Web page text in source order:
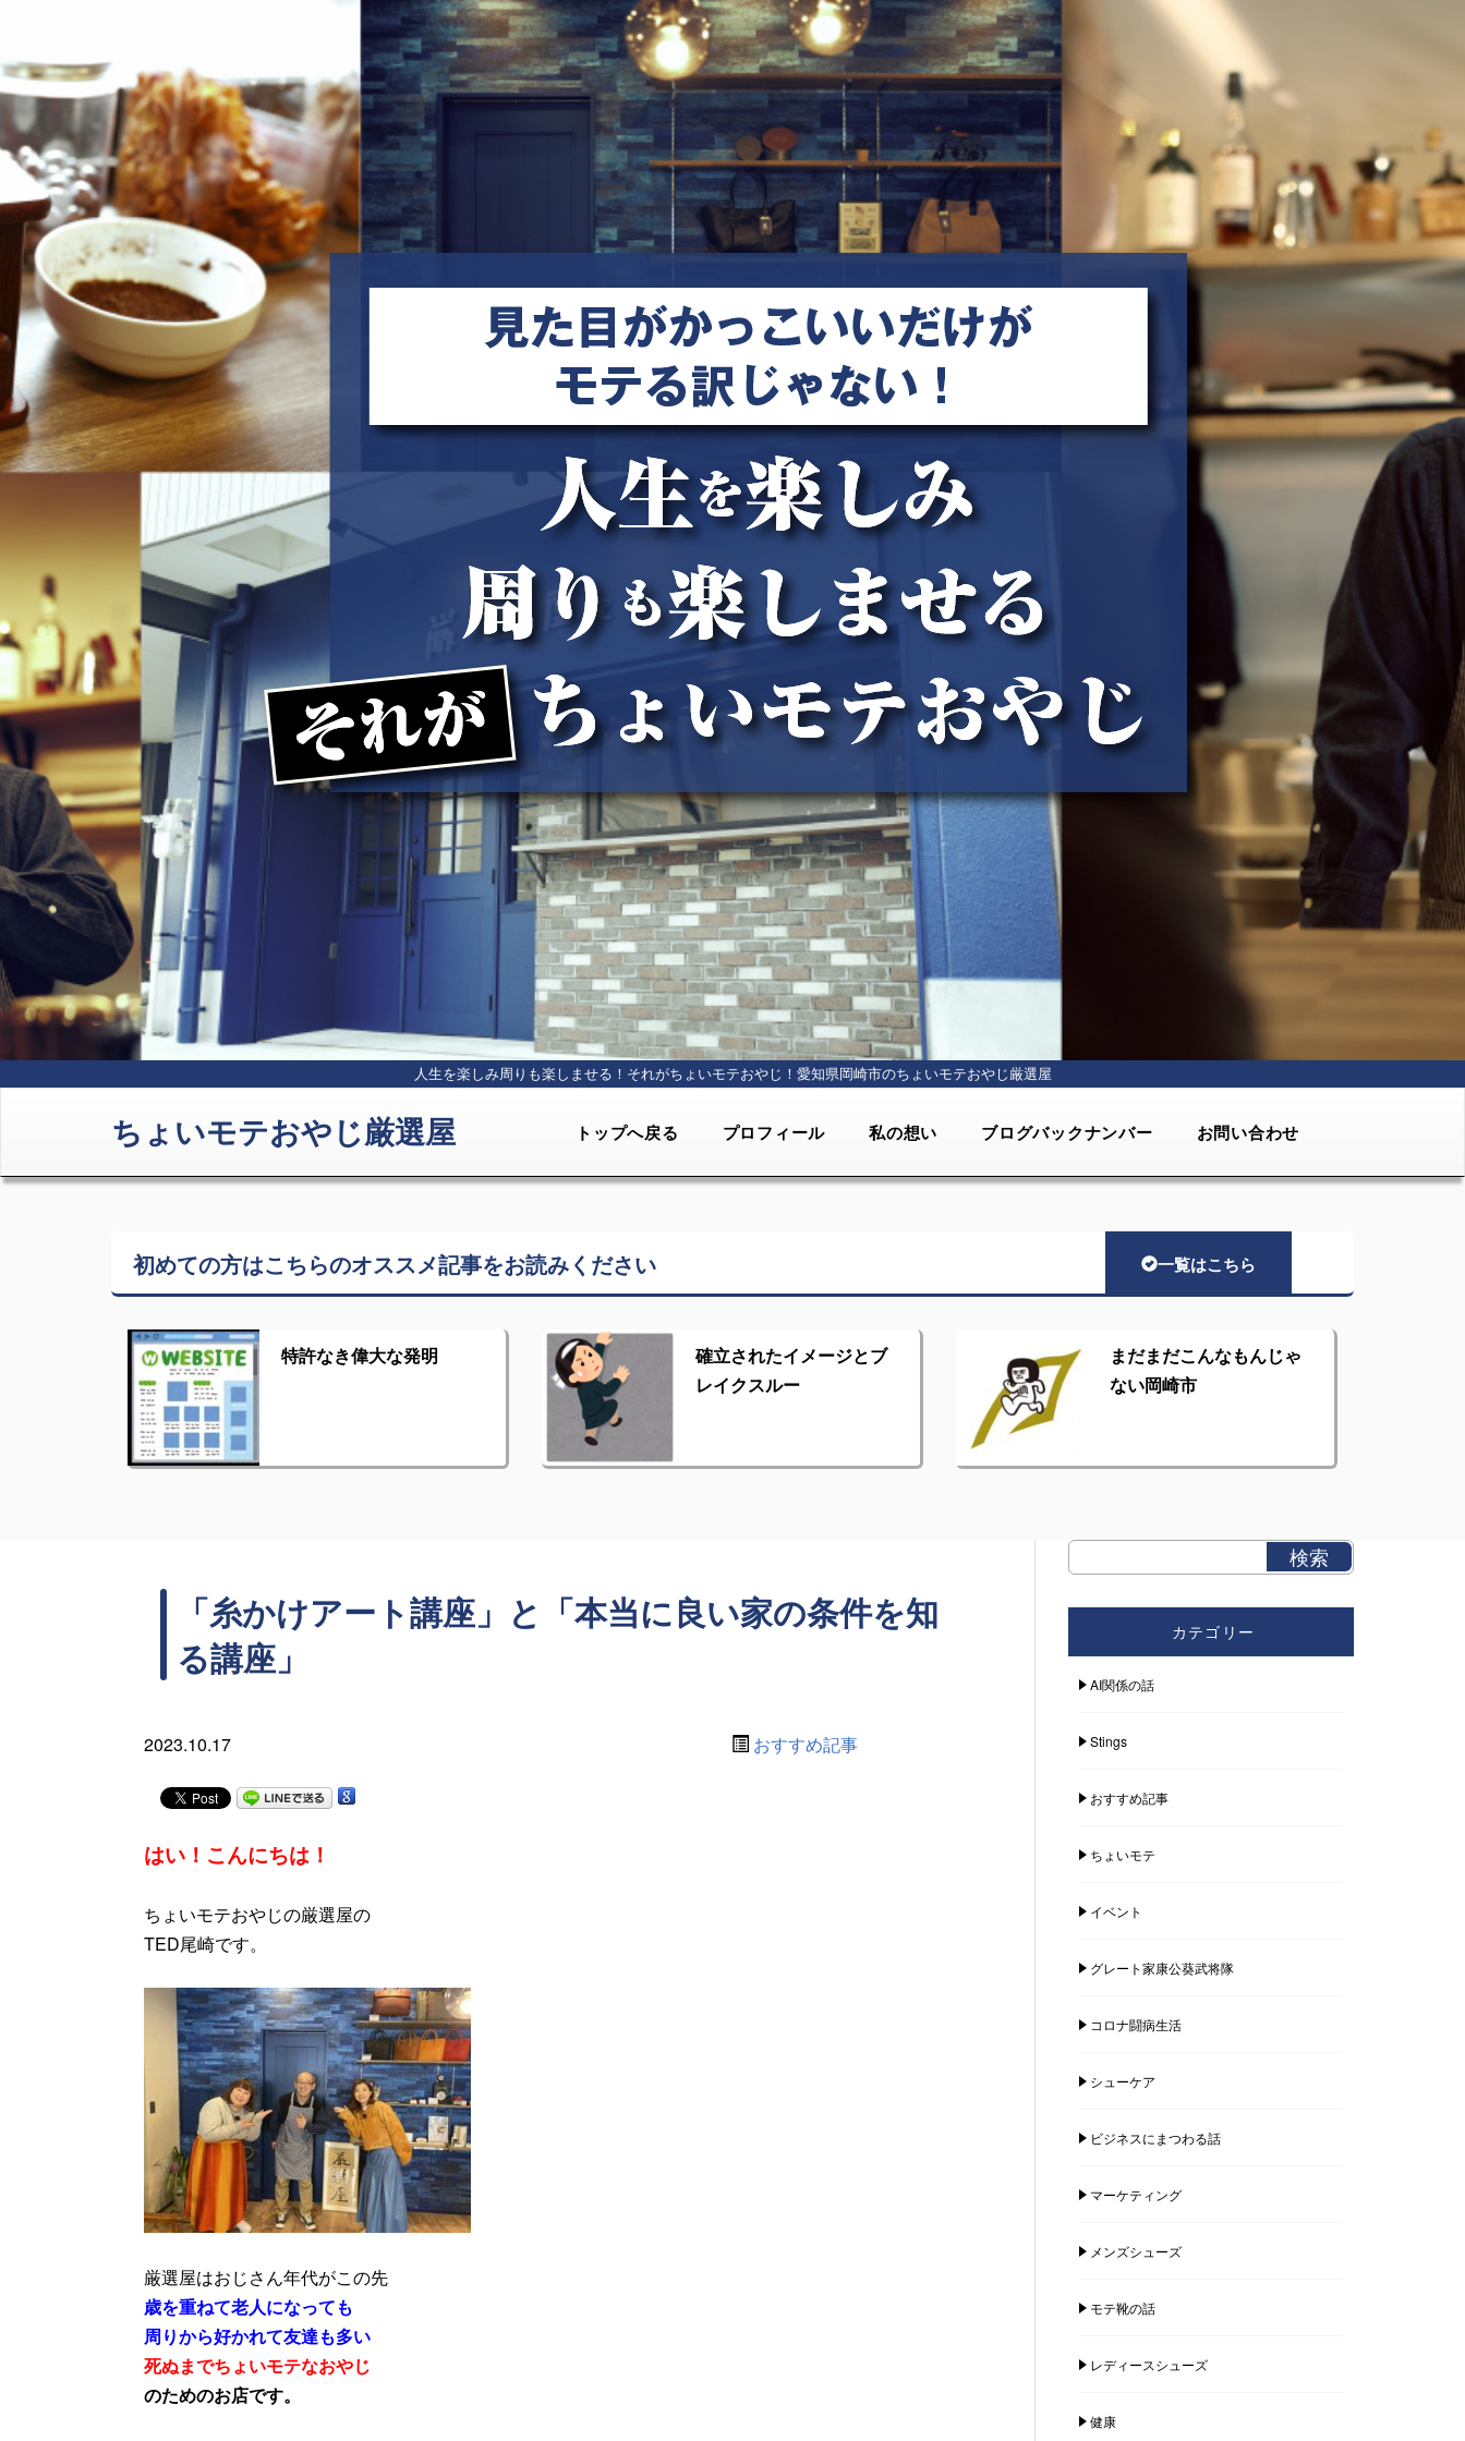
人生を楽しみ周りも楽しませる！それがちょいモテおやじ！ 愛知県岡崎市のちょいモテおやじ厳選屋
ちょいモテおやじ厳選屋 トップへ戻る プロフィール 私の想い ブログバックナンバー お問い合わせ
初めての方はこちらのオススメ記事をお読みください 一覧はこちら
特許なき偉大な発明
確立されたイメージとブ
レイクスルー
まだまだこんなもんじゃ
ない岡崎市
「糸かけアート講座」と「本当に良い家の条件を知
る講座」
2023.10.17 おすすめ記事
はい！こんにちは！
ちょいモテおやじの厳選屋の
TED尾崎です。
厳選屋はおじさん年代がこの先
歳を重ねて老人になっても
周りから好かれて友達も多い
死ぬまでちょいモテなおやじ
のためのお店です。
カテゴリー
AI関係の話
Stings
おすすめ記事
ちょいモテ
イベント
グレート家康公葵武将隊
コロナ闘病生活
シューケア
ビジネスにまつわる話
マーケティング
メンズシューズ
モテ靴の話
レディースシューズ
健康